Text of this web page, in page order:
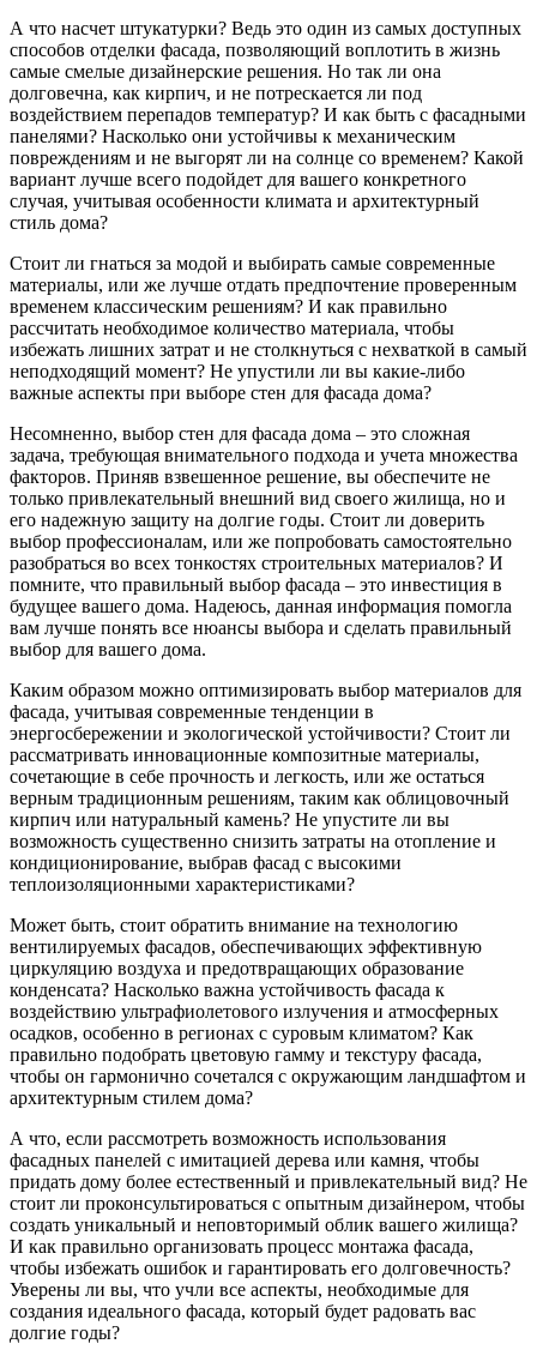
А что насчет штукатурки? Ведь это один из самых доступных
способов отделки фасада, позволяющий воплотить в жизнь
самые смелые дизайнерские решения. Но так ли она
долговечна, как кирпич, и не потрескается ли под
воздействием перепадов температур? И как быть с фасадными
панелями? Насколько они устойчивы к механическим
повреждениям и не выгорят ли на солнце со временем? Какой
вариант лучше всего подойдет для вашего конкретного
случая, учитывая особенности климата и архитектурный
стиль дома?
Стоит ли гнаться за модой и выбирать самые современные
материалы, или же лучше отдать предпочтение проверенным
временем классическим решениям? И как правильно
рассчитать необходимое количество материала, чтобы
избежать лишних затрат и не столкнуться с нехваткой в самый
неподходящий момент? Не упустили ли вы какие-либо
важные аспекты при выборе стен для фасада дома?
Несомненно, выбор стен для фасада дома – это сложная
задача, требующая внимательного подхода и учета множества
факторов. Приняв взвешенное решение, вы обеспечите не
только привлекательный внешний вид своего жилища, но и
его надежную защиту на долгие годы. Стоит ли доверить
выбор профессионалам, или же попробовать самостоятельно
разобраться во всех тонкостях строительных материалов? И
помните, что правильный выбор фасада – это инвестиция в
будущее вашего дома. Надеюсь, данная информация помогла
вам лучше понять все нюансы выбора и сделать правильный
выбор для вашего дома.
Каким образом можно оптимизировать выбор материалов для
фасада, учитывая современные тенденции в
энергосбережении и экологической устойчивости? Стоит ли
рассматривать инновационные композитные материалы,
сочетающие в себе прочность и легкость, или же остаться
верным традиционным решениям, таким как облицовочный
кирпич или натуральный камень? Не упустите ли вы
возможность существенно снизить затраты на отопление и
кондиционирование, выбрав фасад с высокими
теплоизоляционными характеристиками?
Может быть, стоит обратить внимание на технологию
вентилируемых фасадов, обеспечивающих эффективную
циркуляцию воздуха и предотвращающих образование
конденсата? Насколько важна устойчивость фасада к
воздействию ультрафиолетового излучения и атмосферных
осадков, особенно в регионах с суровым климатом? Как
правильно подобрать цветовую гамму и текстуру фасада,
чтобы он гармонично сочетался с окружающим ландшафтом и
архитектурным стилем дома?
А что, если рассмотреть возможность использования
фасадных панелей с имитацией дерева или камня, чтобы
придать дому более естественный и привлекательный вид? Не
стоит ли проконсультироваться с опытным дизайнером, чтобы
создать уникальный и неповторимый облик вашего жилища?
И как правильно организовать процесс монтажа фасада,
чтобы избежать ошибок и гарантировать его долговечность?
Уверены ли вы, что учли все аспекты, необходимые для
создания идеального фасада, который будет радовать вас
долгие годы?